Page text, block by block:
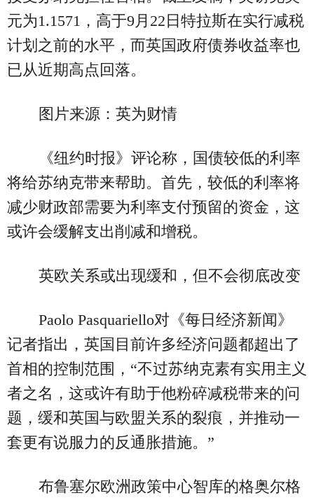
元为1.1571，高于9月22日特拉斯在实行减税
计划之前的水平，而英国政府债券收益率也
已从近期高点回落。
图片来源：英为财情
《纽约时报》评论称，国债较低的利率
将给苏纳克带来帮助。首先，较低的利率将
减少财政部需要为利率支付预留的资金，这
或许会缓解支出削减和增税。
英欧关系或出现缓和，但不会彻底改变
Paolo Pasquariello对《每日经济新闻》
记者指出，英国目前许多经济问题都超出了
首相的控制范围，“不过苏纳克素有实用主义
者之名，这或许有助于他粉碎减税带来的问
题，缓和英国与欧盟关系的裂痕，并推动一
套更有说服力的反通胀措施。”
布鲁塞尔欧洲政策中心智库的格奥尔格